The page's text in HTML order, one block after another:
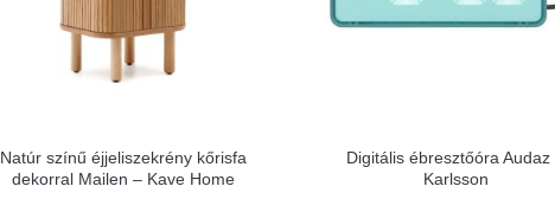
Natúr színű éjjeliszekrény kőrisfa
dekorral Mailen – Kave Home
Digitális ébresztőóra Audaz
Karlsson